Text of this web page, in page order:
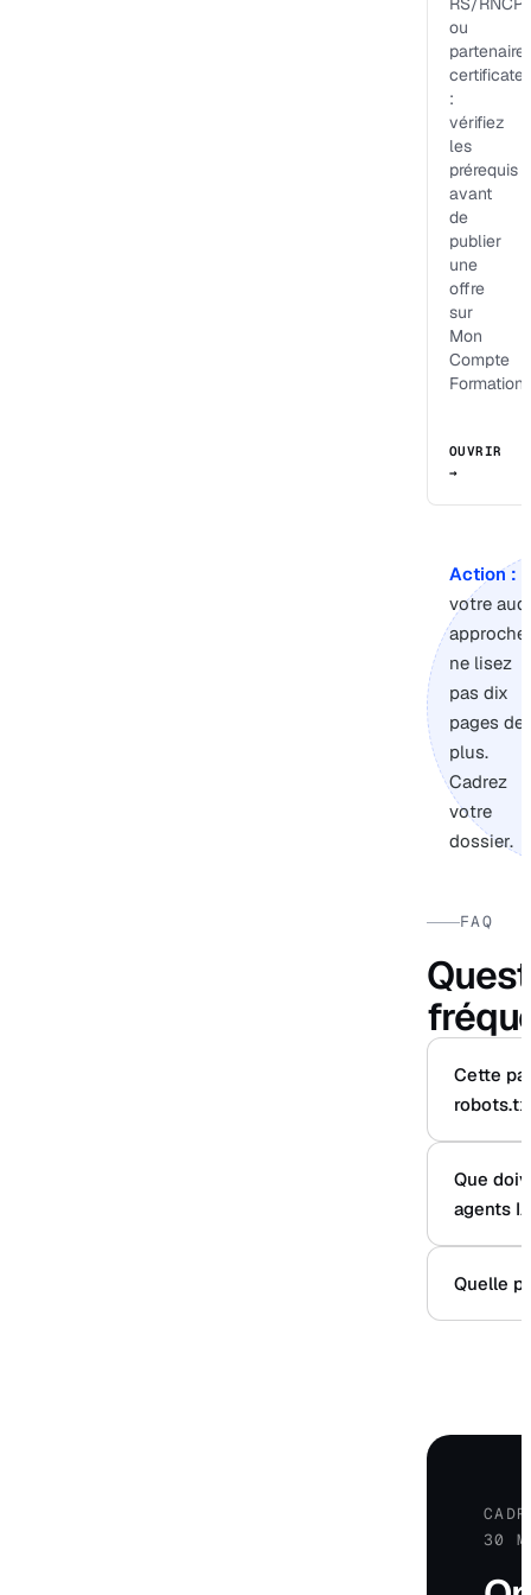
ou
partenaire
:
vérifiez
les
prérequis
avant
de
publier
une
offre
sur
Mon
Compte
Formation.
OUVRIR
→
Action :
votre
approche,
ne lisez
pas dix
pages de
plus.
Cadrez
votre
dossier.
FAQ
Cette
Que
agents
Quelle
30